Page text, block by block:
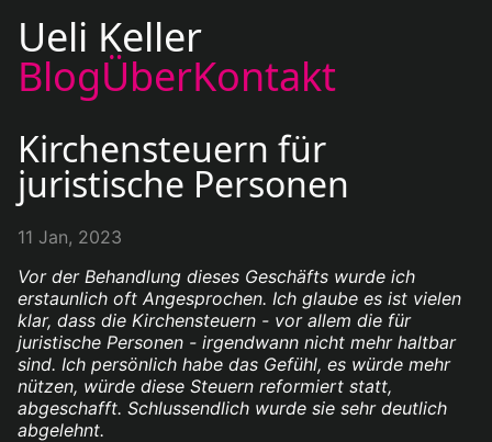
Ueli Keller
BlogÜberKontakt
Kirchensteuern für
juristische Personen
11 Jan, 2023
Vor der Behandlung dieses Geschäfts wurde ich
erstaunlich oft Angesprochen. Ich glaube es ist vielen
klar, dass die Kirchensteuern - vor allem die für
juristische Personen - irgendwann nicht mehr haltbar
sind. Ich persönlich habe das Gefühl, es würde mehr
nützen, würde diese Steuern reformiert statt,
abgeschafft. Schlussendlich wurde sie sehr deutlich
abgelehnt.